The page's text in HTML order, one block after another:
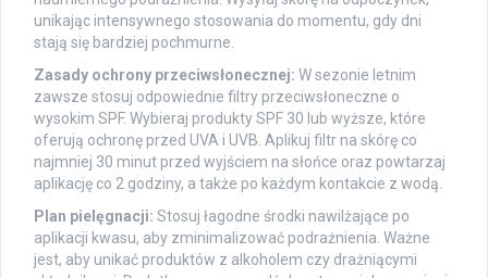
unikając intensywnego stosowania do momentu, gdy dni
stają się bardziej pochmurne.
Zasady ochrony przeciwsłonecznej: W sezonie letnim
zawsze stosuj odpowiednie filtry przeciwsłoneczne o
wysokim SPF. Wybieraj produkty SPF 30 lub wyższe, które
oferują ochronę przed UVA i UVB. Aplikuj filtr na skórę co
najmniej 30 minut przed wyjściem na słońce oraz powtarzaj
aplikację co 2 godziny, a także po każdym kontakcie z wodą.
Plan pielęgnacji: Stosuj łagodne środki nawilżające po
aplikacji kwasu, aby zminimalizować podrażnienia. Ważne
jest, aby unikać produktów z alkoholem czy drażniącymi